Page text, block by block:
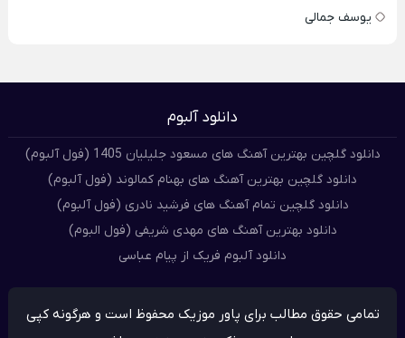
یوسف جمالی
دانلود آلبوم
دانلود گلچین بهترین آهنگ های مسعود جلیلیان 1405 (فول آلبوم)
دانلود گلچین بهترین آهنگ های بهنام کمالوند (فول آلبوم)
دانلود گلچین تمام آهنگ های فرشید نادری (فول آلبوم)
دانلود بهترین آهنگ های مهدی شریفی (فول البوم)
دانلود آلبوم فریک از پیام عباسی
تمامی حقوق مطالب برای پاور موزیک محفوظ است و هرگونه کپی